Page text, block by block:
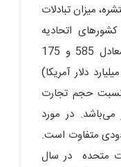
میزان تبادلات
اتحادیه
اروپائی در سال 2020 به ترتیب معادل 585 و 175
(حدود 710 و 210 میلیارد دلار آمریکا)
حجم تجارت
می‌باشد. در مورد
متفاوت است.
متحده در سال